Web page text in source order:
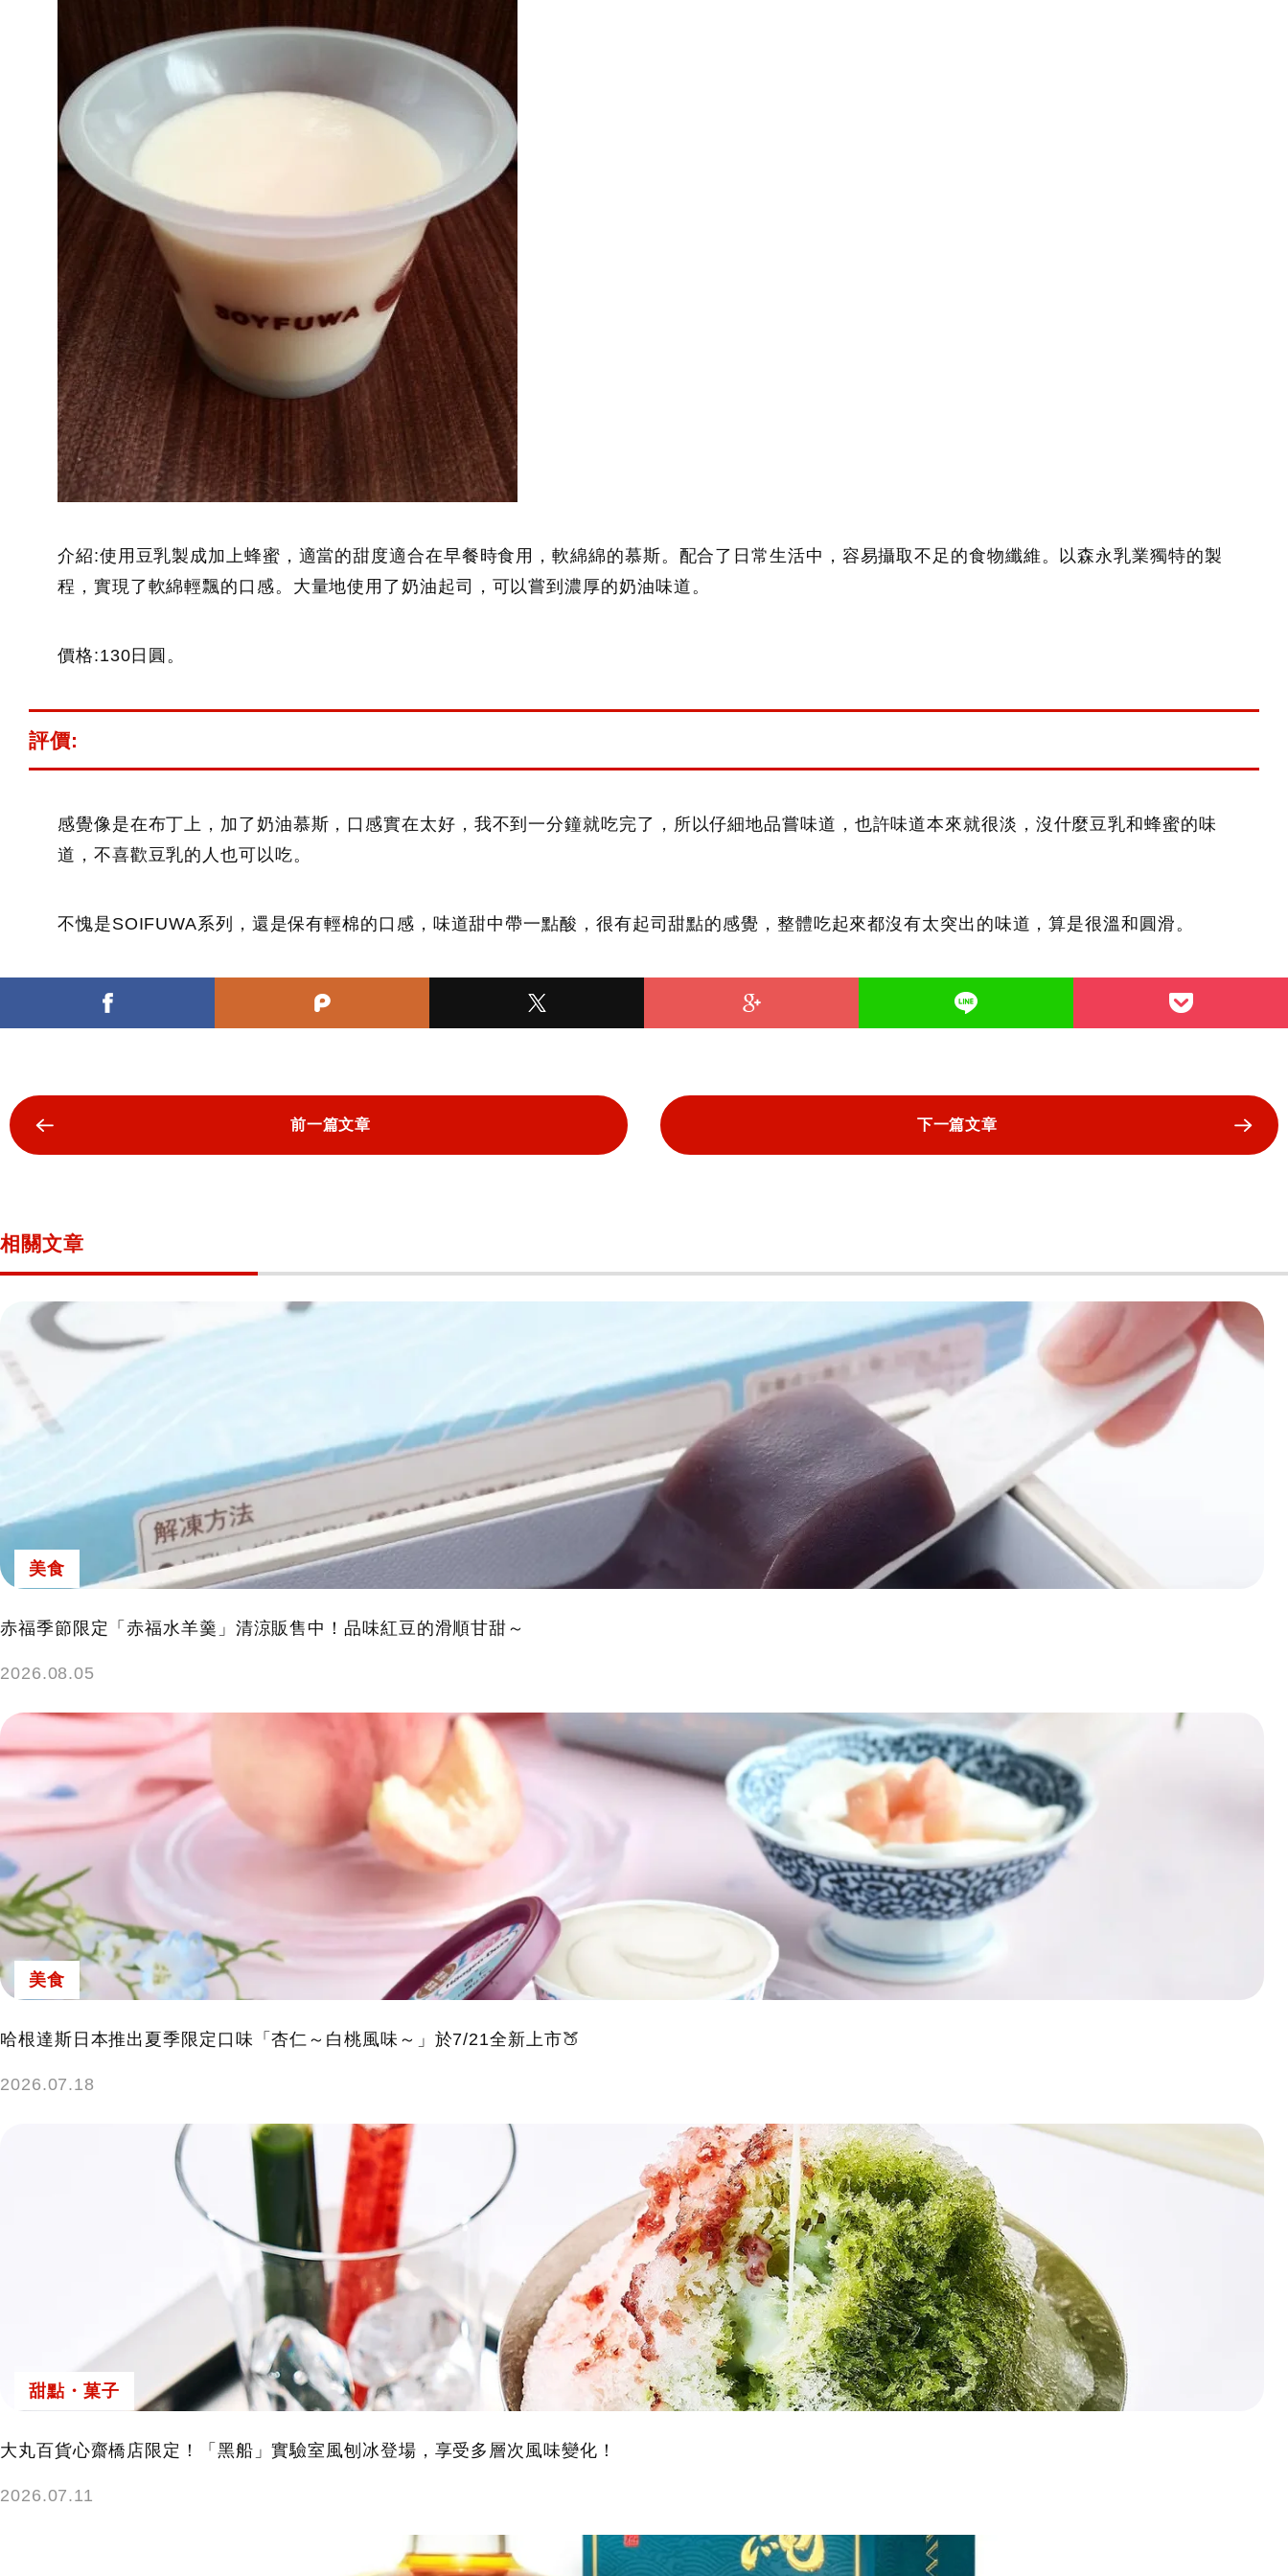
介紹:使用豆乳製成加上蜂蜜，適當的甜度適合在早餐時食用，軟綿綿的慕斯。配合了日常生活中，容易攝取不足的食物纖維。以森永乳業獨特的製
程，實現了軟綿輕飄的口感。大量地使用了奶油起司，可以嘗到濃厚的奶油味道。
價格:130日圓。
評價:
感覺像是在布丁上，加了奶油慕斯，口感實在太好，我不到一分鐘就吃完了，所以仔細地品嘗味道，也許味道本來就很淡，沒什麼豆乳和蜂蜜的味
道，不喜歡豆乳的人也可以吃。
不愧是SOIFUWA系列，還是保有輕棉的口感，味道甜中帶一點酸，很有起司甜點的感覺，整體吃起來都沒有太突出的味道，算是很溫和圓滑。
前一篇文章 下一篇文章
相關文章
美食
赤福季節限定「赤福水羊羹」清涼販售中！品味紅豆的滑順甘甜～
2026.08.05
美食
哈根達斯日本推出夏季限定口味「杏仁～白桃風味～」於7/21全新上市🍑
2026.07.18
甜點・菓子
大丸百貨心齋橋店限定！「黑船」實驗室風刨冰登場，享受多層次風味變化！
2026.07.11